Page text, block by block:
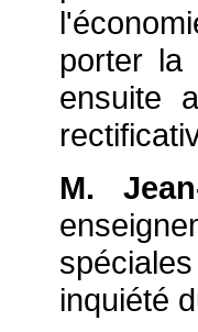
porter la
ensuite
M.
inquiété